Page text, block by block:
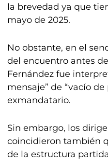
la brevedad ya que
mayo de 2025.
No obstante, en el
del encuentro antes
Fernández fue
mensaje” de “vacío
exmandatario.
Sin embargo, los
coincidieron también
de la estructura